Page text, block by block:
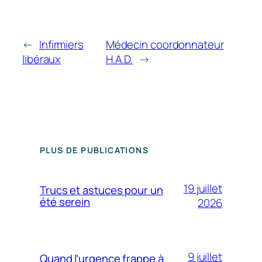
← Infirmiers
libéraux
Médecin coordonnateur
H.A.D. →
PLUS DE PUBLICATIONS
Trucs et astuces pour un
été serein
19 juillet
2026
Quand l’urgence frappe à 9 juillet